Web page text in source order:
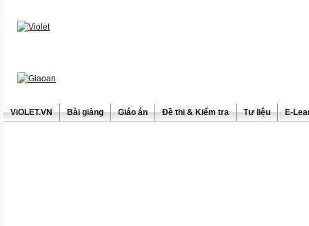
ViOLET.VN Bài giảng Giáo án Đề thi & Kiểm tra Tư liệu E-